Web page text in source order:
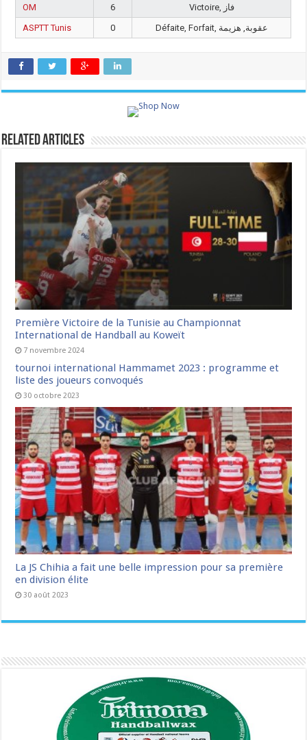
OM 6
Victoire, فاز
ASPTT Tunis
0 Défaite, Forfait, عقوبة, هزيمة
Related Articles
Première Victoire de la Tunisie au Championnat
International de Handball au Koweït
7 novembre 2024
tournoi international Hammamet 2023 : programme et
liste des joueurs convoqués
30 octobre 2023
La JS Chihia a fait une belle impression pour sa première
en division élite
30 août 2023